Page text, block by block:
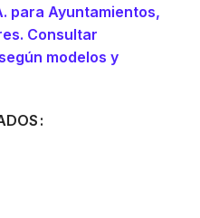
para Ayuntamientos,
Consultar
modelos y